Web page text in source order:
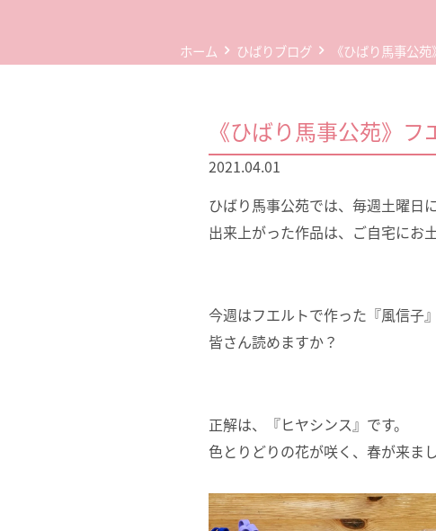
ホーム ひばりブログ 《ひばり馬事公
《ひばり馬事公苑》
2021.04.01
ひばり馬事公苑では、毎週土曜日
出来上がった作品は、ご自宅にお
今週はフエルトで作った『風信子』
皆さん読めますか？
正解は、『ヒヤシンス』です。
色とりどりの花が咲く、春が来ま